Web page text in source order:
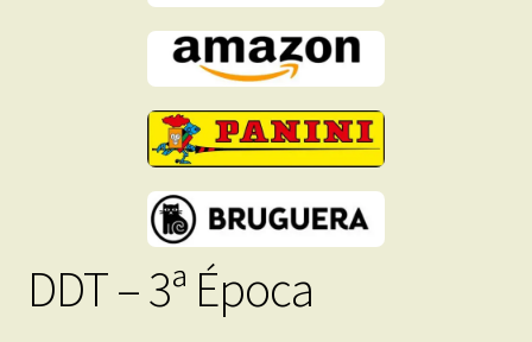
DDT – 3ª Época